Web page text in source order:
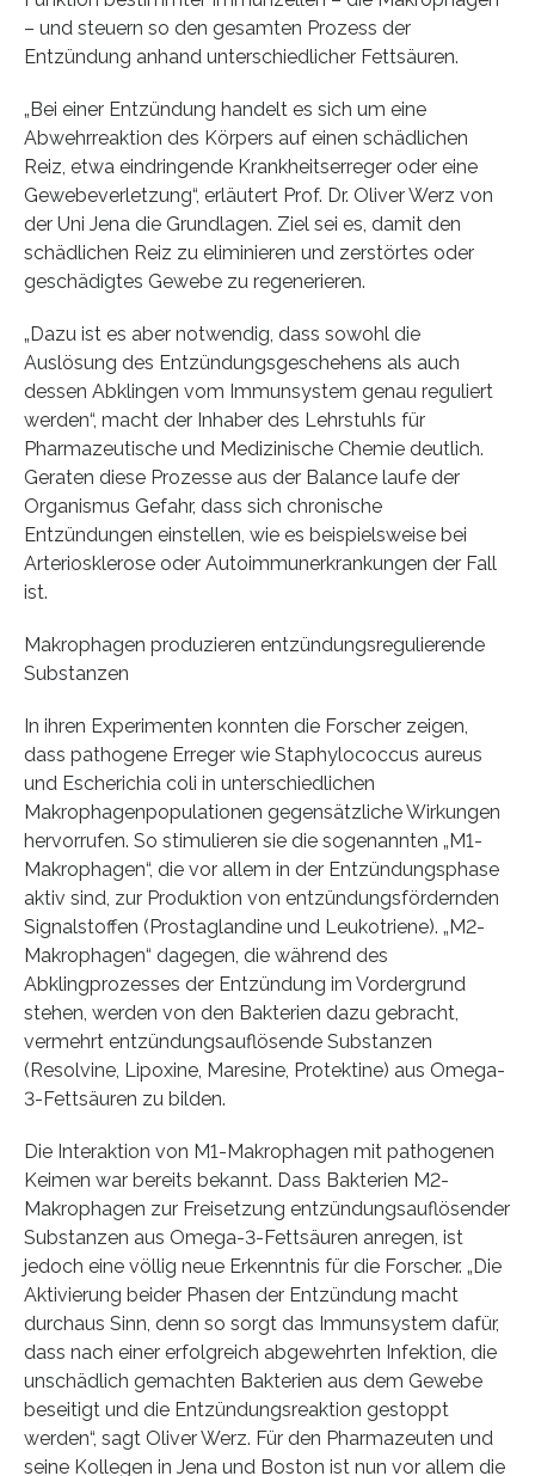
– und steuern so den gesamten Prozess der
Entzündung anhand unterschiedlicher Fettsäuren.
„Bei einer Entzündung handelt es sich um eine
Abwehrreaktion des Körpers auf einen schädlichen
Reiz, etwa eindringende Krankheitserreger oder eine
Gewebeverletzung“, erläutert Prof. Dr. Oliver Werz von
der Uni Jena die Grundlagen. Ziel sei es, damit den
schädlichen Reiz zu eliminieren und zerstörtes oder
geschädigtes Gewebe zu regenerieren.
„Dazu ist es aber notwendig, dass sowohl die
Auslösung des Entzündungsgeschehens als auch
dessen Abklingen vom Immunsystem genau reguliert
werden“, macht der Inhaber des Lehrstuhls für
Pharmazeutische und Medizinische Chemie deutlich.
Geraten diese Prozesse aus der Balance laufe der
Organismus Gefahr, dass sich chronische
Entzündungen einstellen, wie es beispielsweise bei
Arteriosklerose oder Autoimmunerkrankungen der Fall
ist.
Makrophagen produzieren entzündungsregulierende
Substanzen
In ihren Experimenten konnten die Forscher zeigen,
dass pathogene Erreger wie Staphylococcus aureus
und Escherichia coli in unterschiedlichen
Makrophagenpopulationen gegensätzliche Wirkungen
hervorrufen. So stimulieren sie die sogenannten „M1-
Makrophagen“, die vor allem in der Entzündungsphase
aktiv sind, zur Produktion von entzündungsfördernden
Signalstoffen (Prostaglandine und Leukotriene). „M2-
Makrophagen“ dagegen, die während des
Abklingprozesses der Entzündung im Vordergrund
stehen, werden von den Bakterien dazu gebracht,
vermehrt entzündungsauflösende Substanzen
(Resolvine, Lipoxine, Maresine, Protektine) aus Omega-
3-Fettsäuren zu bilden.
Die Interaktion von M1-Makrophagen mit pathogenen
Keimen war bereits bekannt. Dass Bakterien M2-
Makrophagen zur Freisetzung entzündungsauflösender
Substanzen aus Omega-3-Fettsäuren anregen, ist
jedoch eine völlig neue Erkenntnis für die Forscher. „Die
Aktivierung beider Phasen der Entzündung macht
durchaus Sinn, denn so sorgt das Immunsystem dafür,
dass nach einer erfolgreich abgewehrten Infektion, die
unschädlich gemachten Bakterien aus dem Gewebe
beseitigt und die Entzündungsreaktion gestoppt
werden“, sagt Oliver Werz. Für den Pharmazeuten und
seine Kollegen in Jena und Boston ist nun vor allem die